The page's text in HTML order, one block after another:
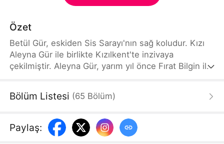
Özet
Betül Gür, eskiden Sis Sarayı'nın sağ koludur. Kızı
Aleyna Gür ile birlikte Kızılkent'te inzivaya
çekilmiştir. Aleyna Gür, yarım yıl önce Fırat Bilgin ile
gizlice Japon korsanı Kameda Musa ile iş birliği
çıkar, Sis Sarayı'nın Kraliçesi görevini devralır,
Aleyna Gür'ü kurtarır ve Kameda Musa'nın
Bölüm Listesi (65 Bölüm)
Paylaş: